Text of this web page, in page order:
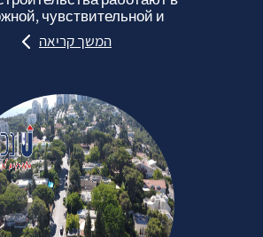
чувствительной и...
המשך קריאה